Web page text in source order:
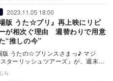
2023.11.05 18:00
場版 うた☆プリ』再上映にリピ
が相次ぐ理由 週替わりで用意
“推しの今”
版 うたの☆プリンスさまっ♪ マジ
ターリッシュツアーズ』が、週末全
…
ら